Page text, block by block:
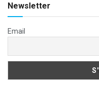
Newsletter
Email